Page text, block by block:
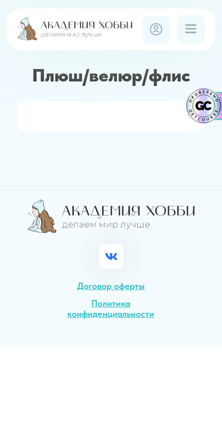
Договор оферты
Политика
конфиденциальности
Договор оферты
Политика
конфиденциальности